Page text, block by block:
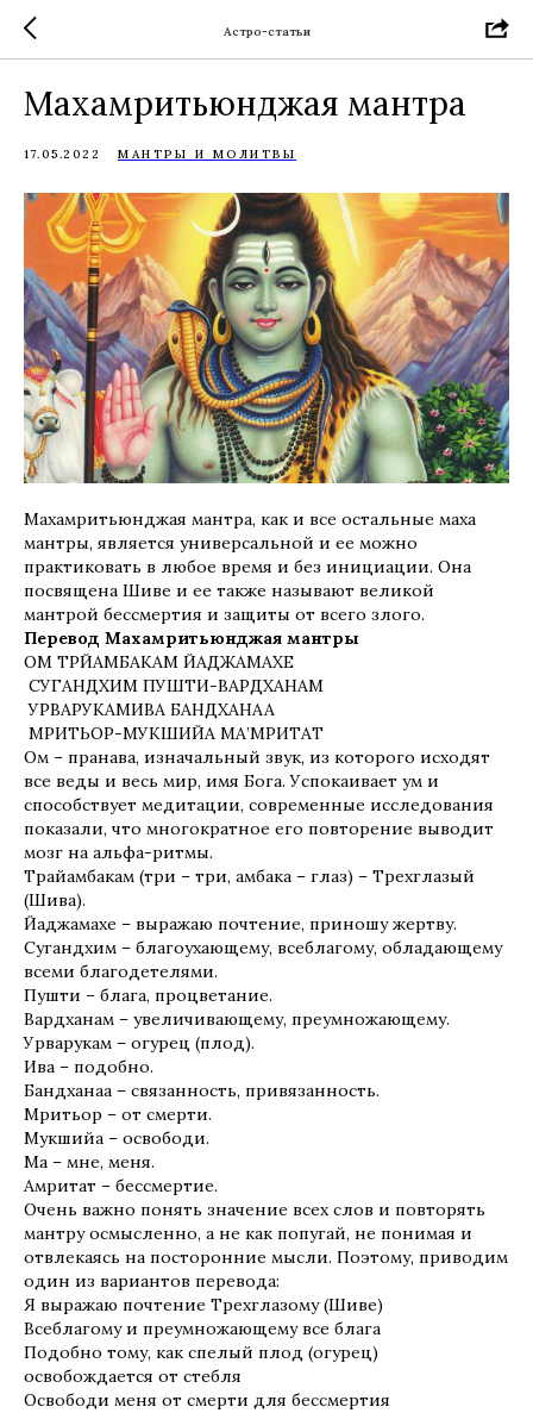
Астро-статьи
Махамритьюнджая мантра
17.05.2022 МАНТРЫ И МОЛИТВЫ
Махамритьюнджая мантра, как и все остальные маха
мантры, является универсальной и ее можно
практиковать в любое время и без инициации. Она
посвящена Шиве и ее также называют великой
мантрой бессмертия и защиты от всего злого.
Перевод Махамритьюнджая мантры
ОМ ТРЙАМБАКАМ ЙАДЖАМАХЕ
СУГАНДХИМ ПУШТИ-ВАРДХАНАМ
УРВАРУКАМИВА БАНДХАНАА
МРИТЬОР-МУКШИЙА МА’МРИТАТ
Ом – пранава, изначальный звук, из которого исходят
все веды и весь мир, имя Бога. Успокаивает ум и
способствует медитации, современные исследования
показали, что многократное его повторение выводит
мозг на альфа-ритмы.
Трайамбакам (три – три, амбака – глаз) – Трехглазый
(Шива).
Йаджамахе – выражаю почтение, приношу жертву.
Сугандхим – благоухающему, всеблагому, обладающему
всеми благодетелями.
Пушти – блага, процветание.
Вардханам – увеличивающему, преумножающему.
Урварукам – огурец (плод).
Ива – подобно.
Бандханаа – связанность, привязанность.
Мритьор – от смерти.
Мукшийа – освободи.
Ма – мне, меня.
Амритат – бессмертие.
Очень важно понять значение всех слов и повторять
мантру осмысленно, а не как попугай, не понимая и
отвлекаясь на посторонние мысли. Поэтому, приводим
один из вариантов перевода:
Я выражаю почтение Трехглазому (Шиве)
Всеблагому и преумножающему все блага
Подобно тому, как спелый плод (огурец)
освобождается от стебля
Освободи меня от смерти для бессмертия